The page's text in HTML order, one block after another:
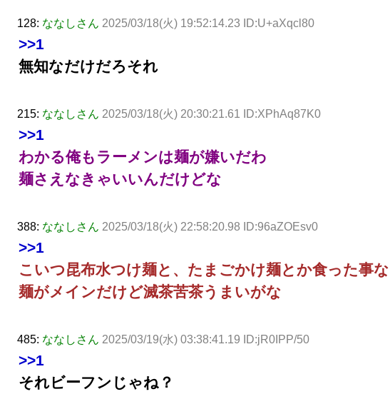
128: ななしさん 2025/03/18(火) 19:52:14.23 ID:U+aXqcl80
>>1
無知なだけだろそれ
215: ななしさん 2025/03/18(火) 20:30:21.61 ID:XPhAq87K0
>>1
わかる俺もラーメンは麺が嫌いだわ
麺さえなきゃいいんだけどな
388: ななしさん 2025/03/18(火) 22:58:20.98 ID:96aZOEsv0
>>1
こいつ昆布水つけ麺と、たまごかけ麺とか食った事
麺がメインだけど滅茶苦茶うまいがな
485: ななしさん 2025/03/19(水) 03:38:41.19 ID:jR0IPP/50
>>1
それビーフンじゃね？